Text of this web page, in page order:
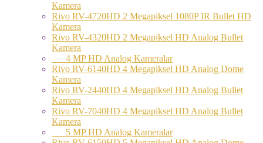
Kamera
Rivo RV-4720HD 2 Megapiksel 1080P IR Bullet HD
Kamera
Rivo RV-4320HD 2 Megapiksel HD Analog Bullet
Kamera
4 MP HD Analog Kameralar
Rivo RV-6140HD 4 Megapiksel HD Analog Dome
Kamera
Rivo RV-2440HD 4 Megapiksel HD Analog Bullet
Kamera
Rivo RV-7040HD 4 Megapiksel HD Analog Bullet
Kamera
5 MP HD Analog Kameralar